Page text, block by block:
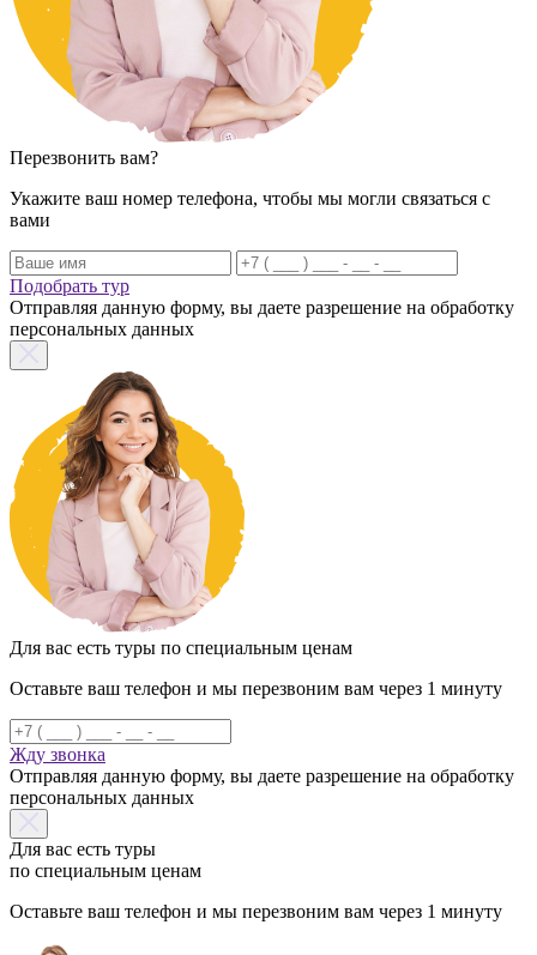
Перезвонить вам?
Укажите ваш номер телефона, чтобы мы могли связаться с
вами
Подобрать тур
Отправляя данную форму, вы даете разрешение на обработку
персональных данных
Для вас есть туры по специальным ценам
Оставьте ваш телефон и мы перезвоним вам через 1 минуту
Жду звонка
Отправляя данную форму, вы даете разрешение на обработку
персональных данных
Для вас есть туры
по специальным ценам
Оставьте ваш телефон и мы перезвоним вам через 1 минуту